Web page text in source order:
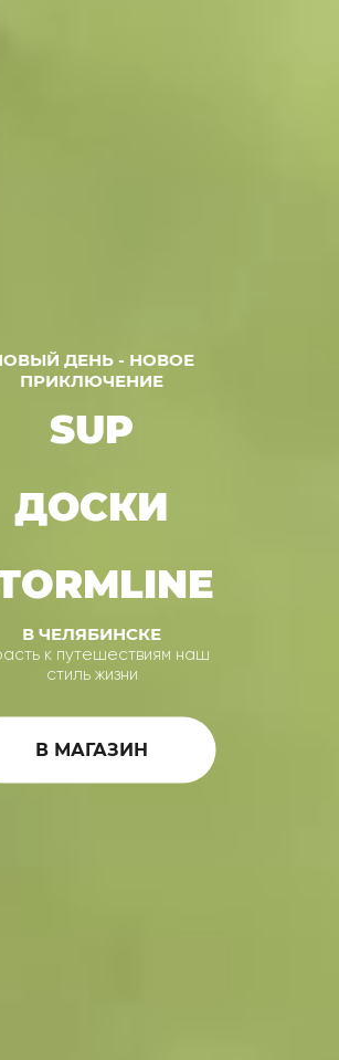
ДЕНЬ - НОВОЕ
ПРИКЛЮЧЕНИЕ
SUP
ДОСКИ
В ЧЕЛЯБИНСКЕ
к путешествиям наш
стиль жизни
В МАГАЗИН